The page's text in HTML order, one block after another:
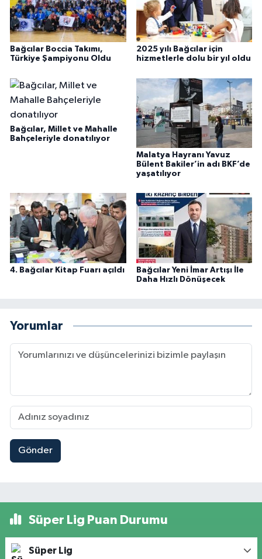
Bağcılar Boccia Takımı,
Türkiye Şampiyonu Oldu
2025 yılı Bağcılar için
hizmetlerle dolu bir yıl oldu
Bağcılar, Millet ve Mahalle
Bahçeleriyle donatılıyor
Malatya Hayranı Yavuz
Bülent Bakiler’in adı BKF’de
yaşatılıyor
4. Bağcılar Kitap Fuarı açıldı
Bağcılar Yeni İmar Artışı İle
Daha Hızlı Dönüşecek
Yorumlar
Gönder
Süper Lig Puan Durumu
Süper Lig